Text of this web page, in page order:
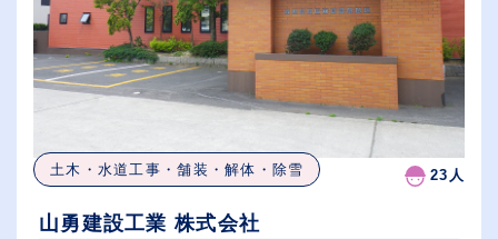
土木・水道工事・舗装・解体・除雪 23人
山勇建設工業 株式会社